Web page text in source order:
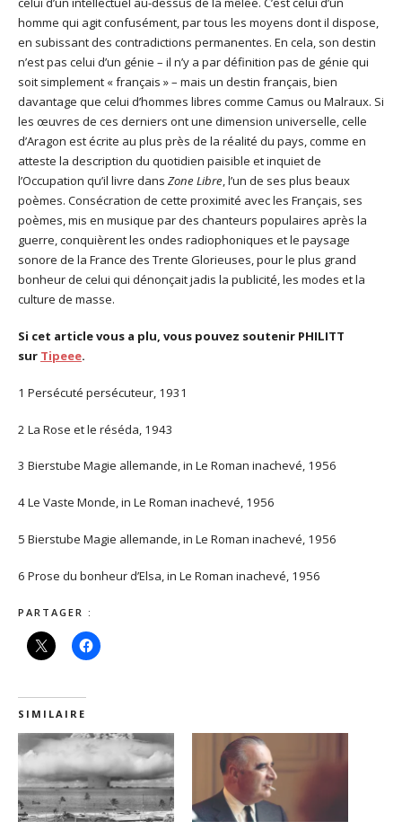
homme qui agit confusément, par tous les moyens dont il dispose,
en subissant des contradictions permanentes. En cela, son destin
n’est pas celui d’un génie – il n’y a par définition pas de génie qui
soit simplement « français » – mais un destin français, bien
davantage que celui d’hommes libres comme Camus ou Malraux. Si
les œuvres de ces derniers ont une dimension universelle, celle
d’Aragon est écrite au plus près de la réalité du pays, comme en
atteste la description du quotidien paisible et inquiet de
l’Occupation qu’il livre dans Zone Libre, l’un de ses plus beaux
poèmes. Consécration de cette proximité avec les Français, ses
poèmes, mis en musique par des chanteurs populaires après la
guerre, conquièrent les ondes radiophoniques et le paysage
sonore de la France des Trente Glorieuses, pour le plus grand
bonheur de celui qui dénonçait jadis la publicité, les modes et la
culture de masse.
Si cet article vous a plu, vous pouvez soutenir PHILITT
sur Tipeee.
1 Persécuté persécuteur, 1931
2 La Rose et le réséda, 1943
3 Bierstube Magie allemande, in Le Roman inachevé, 1956
4 Le Vaste Monde, in Le Roman inachevé, 1956
5 Bierstube Magie allemande, in Le Roman inachevé, 1956
6 Prose du bonheur d’Elsa, in Le Roman inachevé, 1956
PARTAGER :
SIMILAIRE